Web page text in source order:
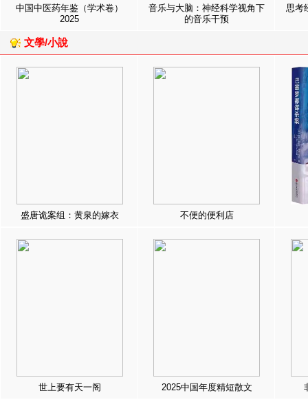
中国中医药年鉴（学术卷）
2025
音乐与大脑：神经科学视角下
的音乐干预
思考
文學/小說
盛唐诡案组：黄泉的嫁衣 不便的便利店
世上要有天一阁 2025中国年度精短散文